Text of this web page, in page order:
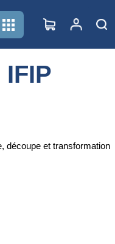
découpe et transformation